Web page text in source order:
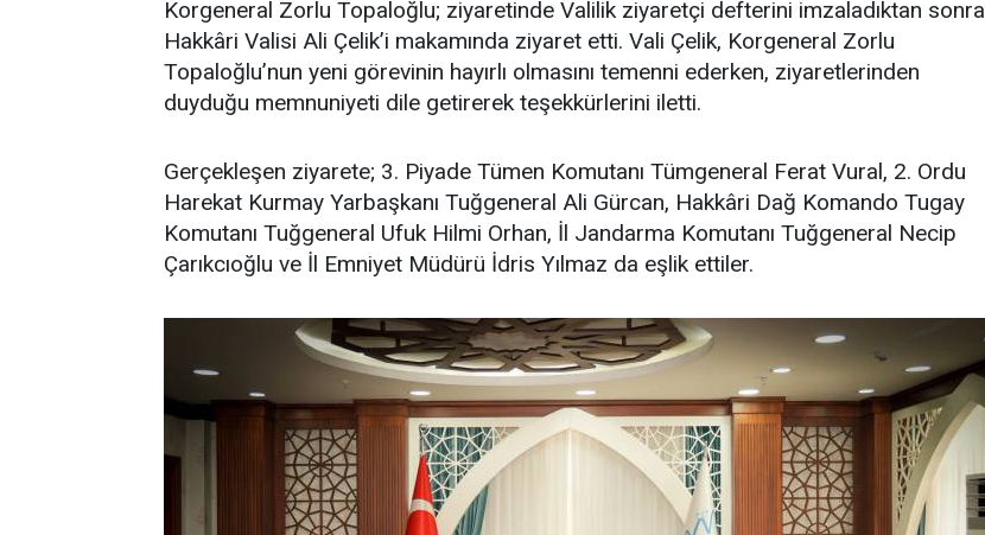
Korgeneral Zorlu Topaloğlu; ziyaretinde Valilik ziyaretçi defterini imzaladıktan sonra
Hakkâri Valisi Ali Çelik’i makamında ziyaret etti. Vali Çelik, Korgeneral Zorlu
Topaloğlu’nun yeni görevinin hayırlı olmasını temenni ederken, ziyaretlerinden
duyduğu memnuniyeti dile getirerek teşekkürlerini iletti.
Gerçekleşen ziyarete; 3. Piyade Tümen Komutanı Tümgeneral Ferat Vural, 2. Ordu
Harekat Kurmay Yarbaşkanı Tuğgeneral Ali Gürcan, Hakkâri Dağ Komando Tugay
Komutanı Tuğgeneral Ufuk Hilmi Orhan, İl Jandarma Komutanı Tuğgeneral Necip
Çarıkcıoğlu ve İl Emniyet Müdürü İdris Yılmaz da eşlik ettiler.